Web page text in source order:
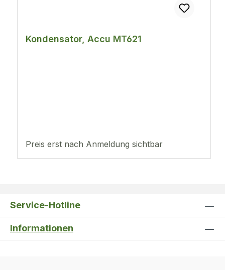
Kondensator, Accu MT621
Preis erst nach Anmeldung sichtbar
Service-Hotline
Informationen